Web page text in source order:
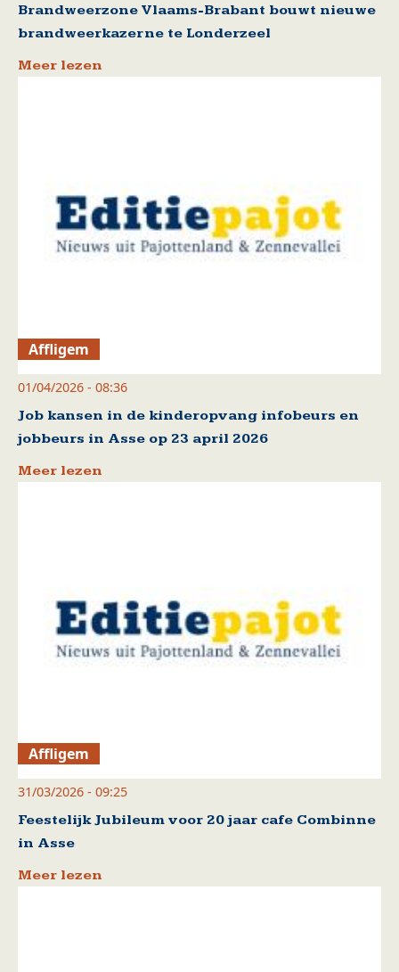
Brandweerzone Vlaams-Brabant bouwt nieuwe
brandweerkazerne te Londerzeel
Meer lezen
Affligem
01/04/2026 - 08:36
Job kansen in de kinderopvang infobeurs en
jobbeurs in Asse op 23 april 2026
Meer lezen
Affligem
31/03/2026 - 09:25
Feestelijk Jubileum voor 20 jaar cafe Combinne
in Asse
Meer lezen